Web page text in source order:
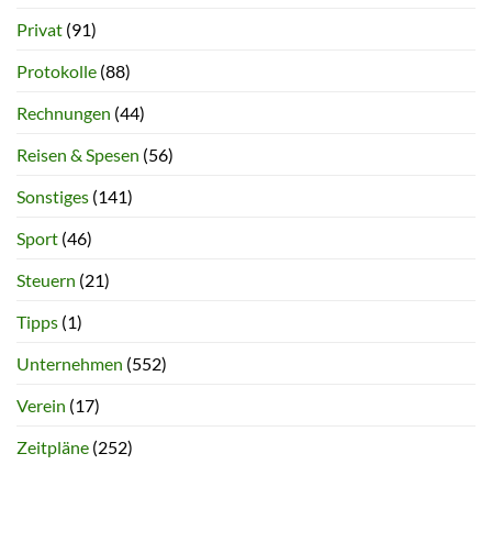
Privat (91)
Protokolle (88)
Rechnungen (44)
Reisen & Spesen (56)
Sonstiges (141)
Sport (46)
Steuern (21)
Tipps (1)
Unternehmen (552)
Verein (17)
Zeitpläne (252)